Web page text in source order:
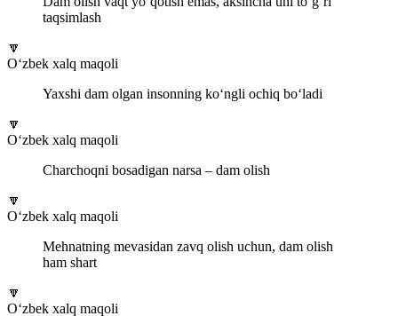
taqsimlash
🔽
O‘zbek xalq maqoli
Yaxshi dam olgan insonning ko‘ngli ochiq bo‘ladi
🔽
O‘zbek xalq maqoli
Charchoqni bosadigan narsa – dam olish
🔽
O‘zbek xalq maqoli
Mehnatning mevasidan zavq olish uchun, dam olish
ham shart
🔽
O‘zbek xalq maqoli